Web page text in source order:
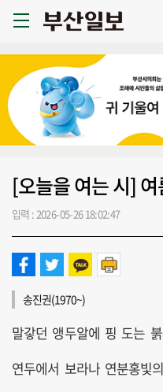
[오늘을 여는 시]
입력 : 2026-05-26 18:02:47
송진권(1970~)
말갛던 앵두알에 핑 도는
연두에서 보라나 연분홍빛